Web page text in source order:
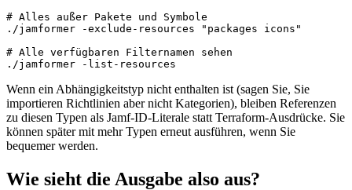
# Alles außer Pakete und Symbole
./jamformer -exclude-resources "packages icons"
# Alle verfügbaren Filternamen sehen
Wenn ein Abhängigkeitstyp nicht enthalten ist (sagen Sie, Sie
importieren Richtlinien aber nicht Kategorien), bleiben Referenzen
zu diesen Typen als Jamf-ID-Literale statt Terraform-Ausdrücke. Sie
können später mit mehr Typen erneut ausführen, wenn Sie
bequemer werden.
Wie sieht die Ausgabe also aus?